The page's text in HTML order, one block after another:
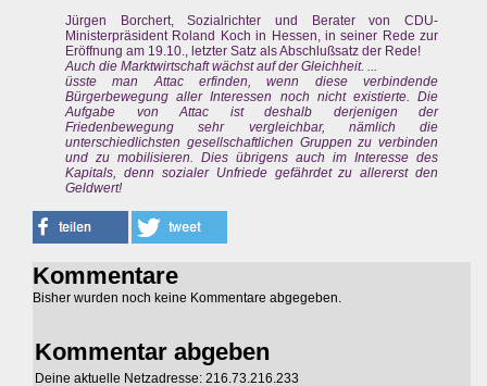
Jürgen Borchert, Sozialrichter und Berater von CDU-
Ministerpräsident Roland Koch in Hessen, in seiner Rede zur
Eröffnung am 19.10., letzter Satz als Abschlußsatz der Rede!
Auch die Marktwirtschaft wächst auf der Gleichheit. ...
üsste man Attac erfinden, wenn diese verbindende
Bürgerbewegung aller Interessen noch nicht existierte. Die
Aufgabe von Attac ist deshalb derjenigen der
Friedenbewegung sehr vergleichbar, nämlich die
unterschiedlichsten gesellschaftlichen Gruppen zu verbinden
und zu mobilisieren. Dies übrigens auch im Interesse des
Kapitals, denn sozialer Unfriede gefährdet zu allererst den
Geldwert!
Kommentare
Bisher wurden noch keine Kommentare abgegeben.
Kommentar abgeben
Deine aktuelle Netzadresse: 216.73.216.233